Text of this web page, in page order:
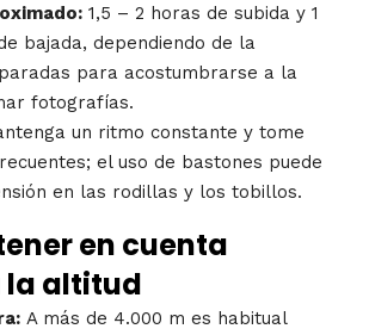
1,5 – 2 horas de subida y 1
bajada, dependiendo de la
para acostumbrarse a la
fotografías.
un ritmo constante y tome
el uso de bastones puede
en las rodillas y los tobillos.
en cuenta
la altitud
A más de 4.000 m es habitual